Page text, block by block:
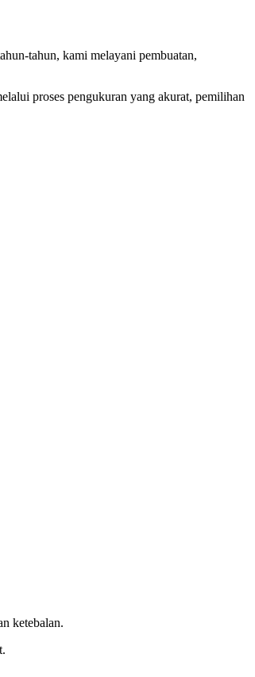
tahun, kami melayani pembuatan,
proses pengukuran yang akurat, pemilihan
ketebalan.